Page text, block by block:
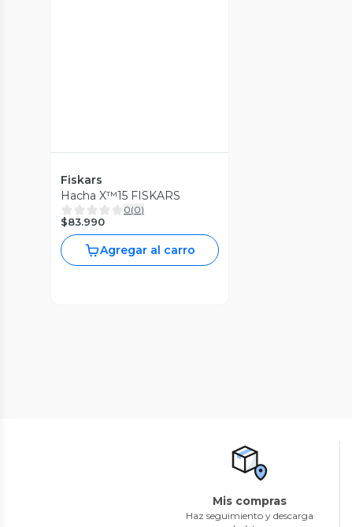
Fiskars
Hacha X™15 FISKARS
0(0)
$83.990
Agregar al carro
Mis compras
Haz seguimiento y descarga